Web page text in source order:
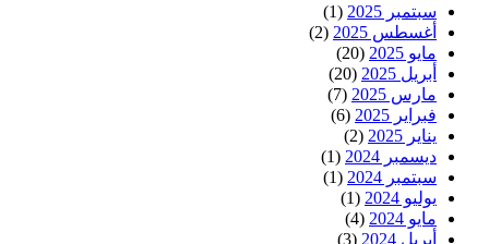
سبتمبر 2025
(1)
أغسطس 2025
(2)
مايو 2025
(20)
أبريل 2025
(20)
مارس 2025
(7)
فبراير 2025
(6)
يناير 2025
(2)
ديسمبر 2024
(1)
سبتمبر 2024
(1)
يوليو 2024
(1)
مايو 2024
(4)
أبريل 2024
(3)